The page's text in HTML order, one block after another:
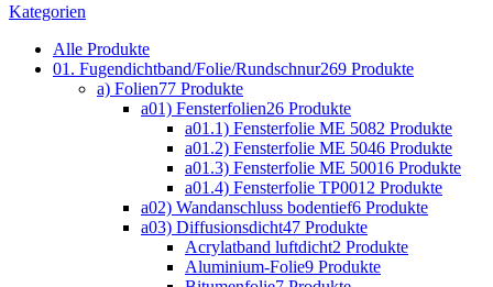
Kategorien
Alle Produkte
01. Fugendichtband/Folie/Rundschnur269 Produkte
a) Folien77 Produkte
a01) Fensterfolien26 Produkte
a01.1) Fensterfolie ME 5082 Produkte
a01.2) Fensterfolie ME 5046 Produkte
a01.3) Fensterfolie ME 50016 Produkte
a01.4) Fensterfolie TP001 2 Produkte
a02) Wandanschluss bodentief6 Produkte
a03) Diffusionsdicht47 Produkte
Acrylatband luftdicht2 Produkte
Aluminium-Folie9 Produkte